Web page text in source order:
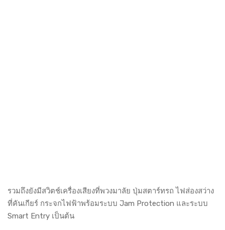
รวมถึงยังมีสวิตช์เครื่องเสียงที่พวงมาลัย ปุ่มสตาร์ทรถ ไฟส่องสว่าง
ที่คันเกียร์ กระจกไฟฟ้าพร้อมระบบ Jam Protection และระบบ
Smart Entry เป็นต้น